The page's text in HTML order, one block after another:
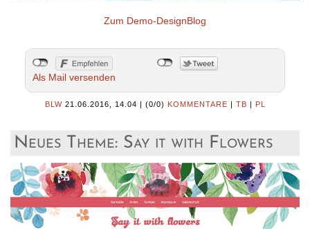
Zum Demo-DesignBlog
Als Mail versenden
BLW 21.06.2016, 14.04 | (0/0) KOMMENTARE | TB | PL
Neues Theme: Say it with Flowers